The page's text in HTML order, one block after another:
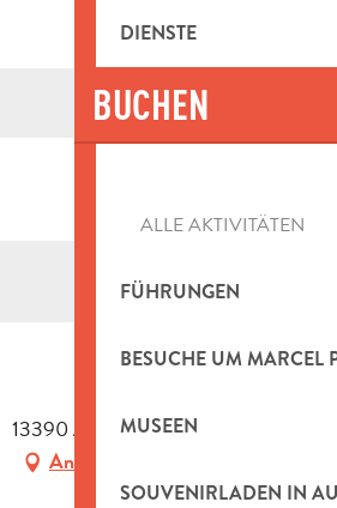
DIENSTE
BUCHEN
ALLE AKTIVITÄTEN
FÜHRUNGEN
BESUCHE UM MARCEL
MUSEEN
SOUVENIRLADEN IN
13390 Auriol
Anfahrt